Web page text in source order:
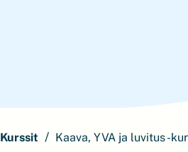
Kurssit Kaava, YVA ja luvitus -